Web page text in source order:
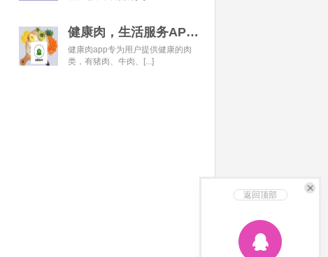
返回顶部
健康肉，生活服务APP开发经典案例
健康肉app专为用户提供健康的肉
类，有猪肉、牛肉、[...]